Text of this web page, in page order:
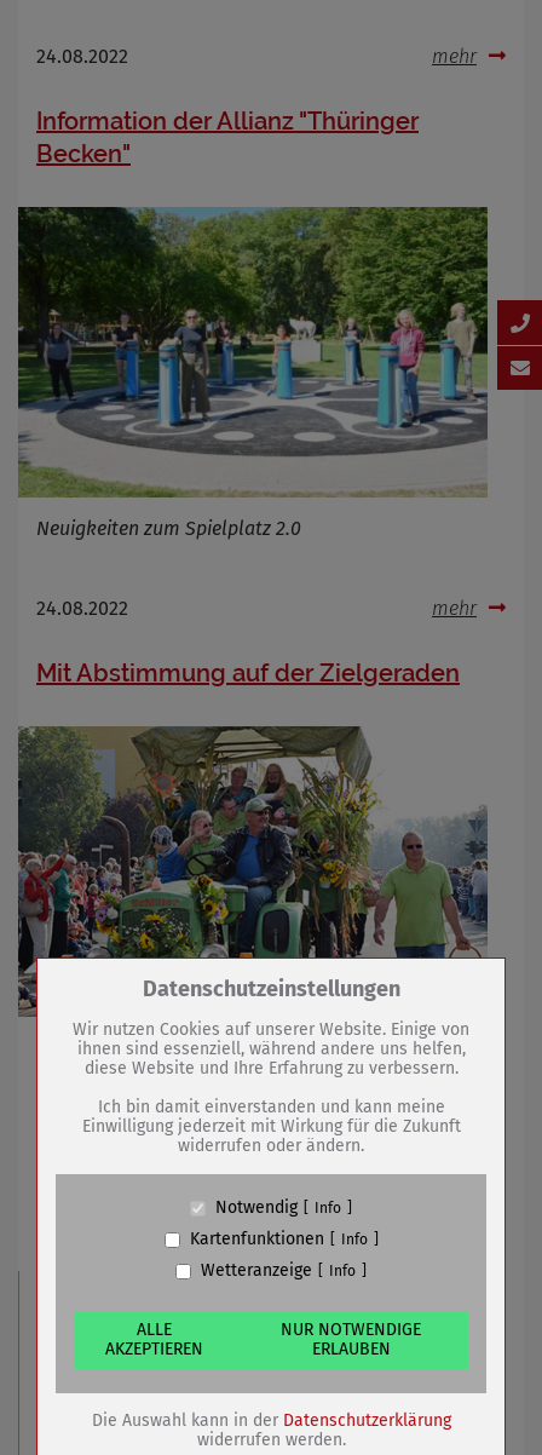
24.08.2022 mehr
Information der Allianz "Thüringer
Becken"
Neuigkeiten zum Spielplatz 2.0
24.08.2022 mehr
Mit Abstimmung auf der Zielgeraden
Voting bei Thüringer Ortsmeisterschaften geht Ende
entgegen
Sport-Event auch zum Punkte-Sammeln
Zum Betrieb der Seite notwendige Cookies /
Name
PHP Session Cookie
Anbieter
Eigentümer dieser Website (Wenko-
Wenselaar GmbH & Co. KG)
Absicherung Kontaktformular / SPAM
Cookiespeicherung Entscheidungscookie
Anbieter
Eigentümer dieser Website (Wenko-
Wenselaar GmbH & Co. KG)
Zweck
Speichert die Einstellungen der Besucher
bezüglich der Speicherung von Cookies.
Cookie Name
dywc
Cookie Laufzeit
1 Jahr
Datenschutzeinstellungen
Wir nutzen Cookies auf unserer Website. Einige von
ihnen sind essenziell, während andere uns helfen,
diese Website und Ihre Erfahrung zu verbessern.
Ich bin damit einverstanden und kann meine
Einwilligung jederzeit mit Wirkung für die Zukunft
widerrufen oder ändern.
Notwendig Info
Kartenfunktionen Info
Wetteranzeige Info
ALLE
AKZEPTIEREN
NUR NOTWENDIGE
ERLAUBEN
Die Auswahl kann in der Datenschutzerklärung
widerrufen werden.